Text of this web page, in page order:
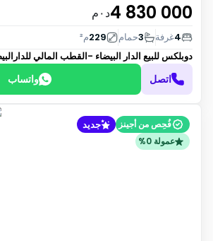
4 830 000د٠م
4غرفة 3حمام 229م²
دوبلكس للبيع الدار البيضاء -القطب المالي
اتصل واتساب
فُحِص من أجينز جديد
عمولة 0%